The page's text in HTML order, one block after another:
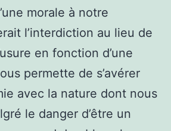
morale à notre
l’interdiction au lieu de
en fonction d’une
permette de s’avérer
avec la nature dont nous
le danger d’être un